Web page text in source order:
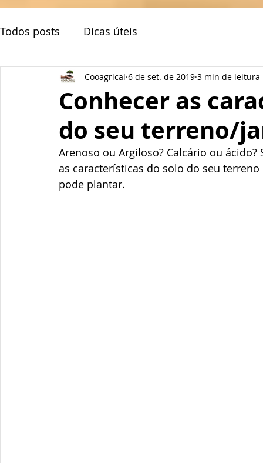
Todos posts Dicas úteis
Conhecer as
do seu terreno/
Cooagrical 6 de set. de 2019 3 min de leitura
Arenoso ou Argiloso? Calcário ou
as características do solo do seu
pode plantar.